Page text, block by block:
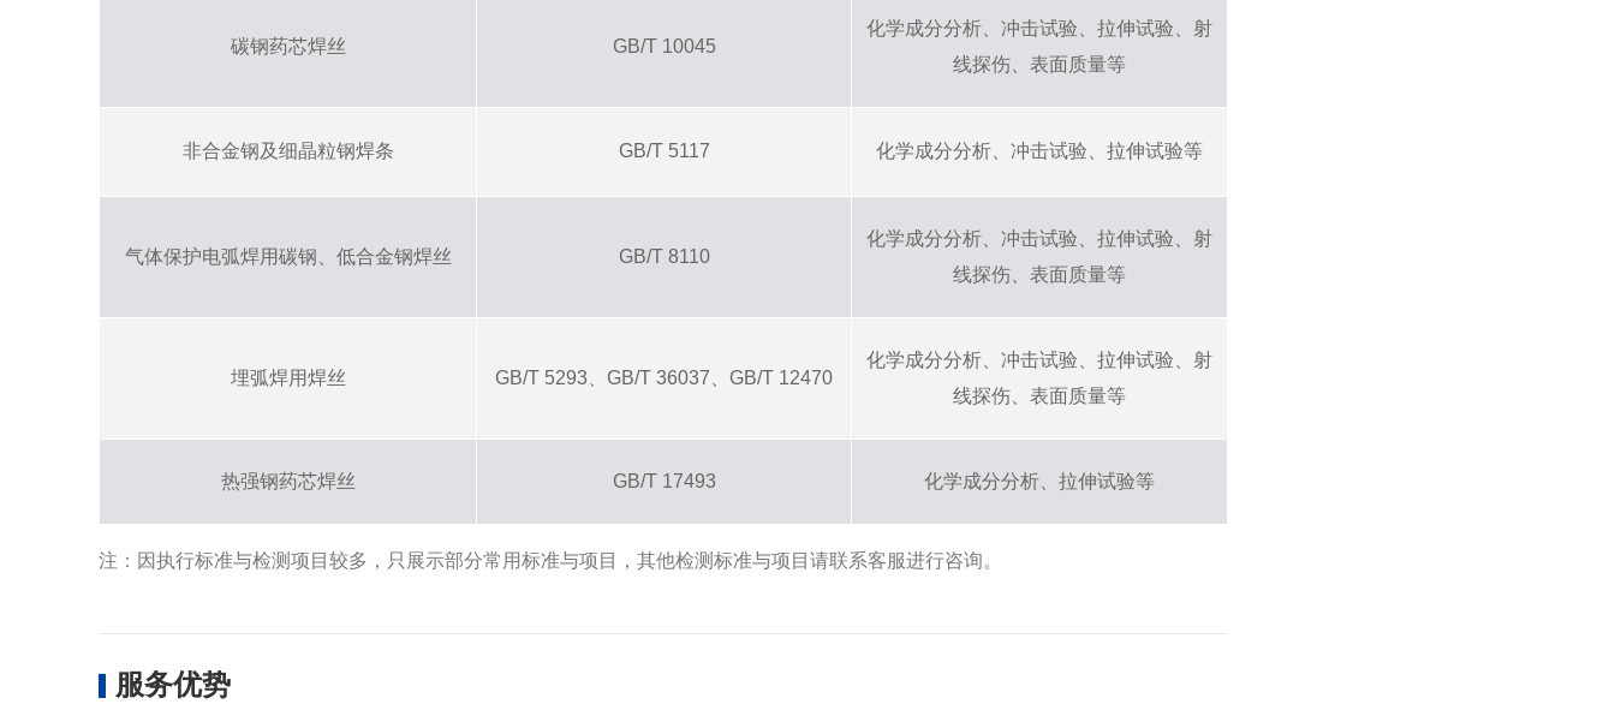
碳钢药芯焊丝 GB/T 10045
化学成分分析、冲击试验、拉伸试验、射
线探伤、表面质量等
非合金钢及细晶粒钢焊条 GB/T 5117 化学成分分析、冲击试验、拉伸试验等
气体保护电弧焊用碳钢、低合金钢焊丝 GB/T 8110
化学成分分析、冲击试验、拉伸试验、射
线探伤、表面质量等
埋弧焊用焊丝 GB/T 5293、GB/T 36037、GB/T 12470
化学成分分析、冲击试验、拉伸试验、射
线探伤、表面质量等
热强钢药芯焊丝 GB/T 17493 化学成分分析、拉伸试验等
注：因执行标准与检测项目较多，只展示部分常用标准与项目，其他检测标准与项目请联系客服进行咨询。
服务优势